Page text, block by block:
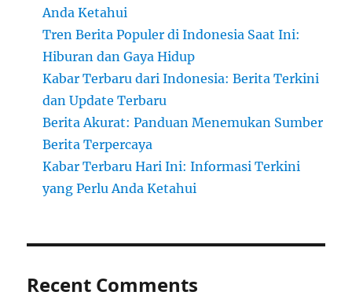
Anda Ketahui
Tren Berita Populer di Indonesia Saat Ini:
Hiburan dan Gaya Hidup
Kabar Terbaru dari Indonesia: Berita Terkini
dan Update Terbaru
Berita Akurat: Panduan Menemukan Sumber
Berita Terpercaya
Kabar Terbaru Hari Ini: Informasi Terkini
yang Perlu Anda Ketahui
Recent Comments